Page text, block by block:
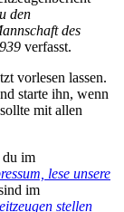
den
des
verfasst.
vorlesen lassen.
starte ihn, wenn
mit allen
du im
lese unsere
im
stellen